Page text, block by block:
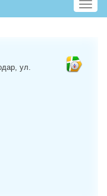
T
o
ул.